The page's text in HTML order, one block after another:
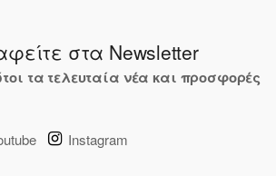
στα Newsletter
τα τελευταία νέα και προσφορές
Instagram